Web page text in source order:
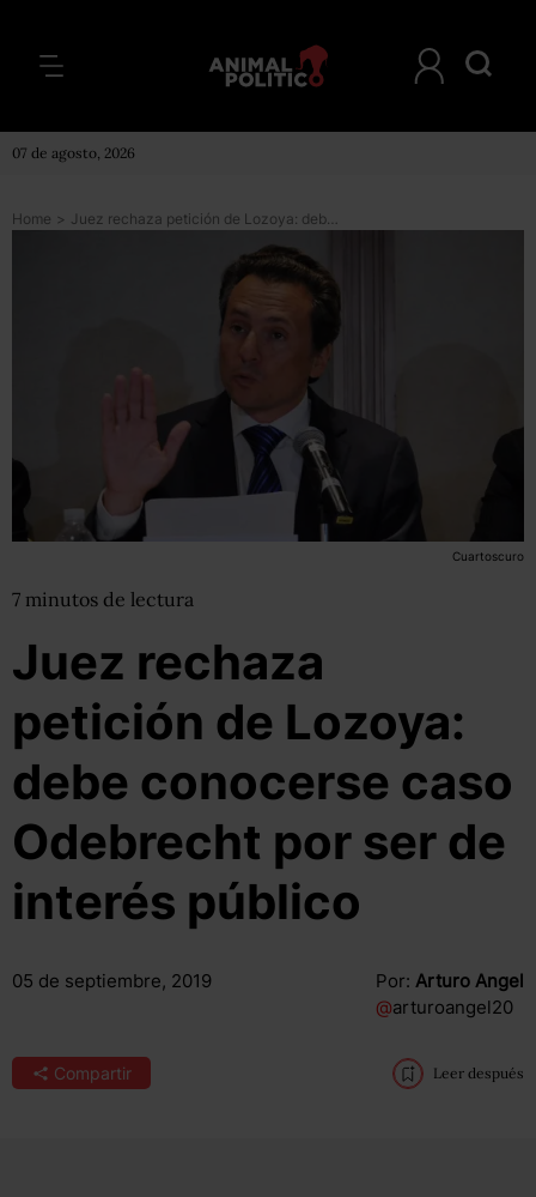
07 de agosto, 2026
Home > Juez rechaza petición de Lozoya: debe conocerse caso Odebrecht por ser de interés público
Cuartoscuro
7 minutos de lectura
Juez rechaza
petición de Lozoya:
debe conocerse caso
Odebrecht por ser de
interés público
05 de septiembre, 2019 Por: Arturo Angel
@arturoangel20
Compartir Leer después